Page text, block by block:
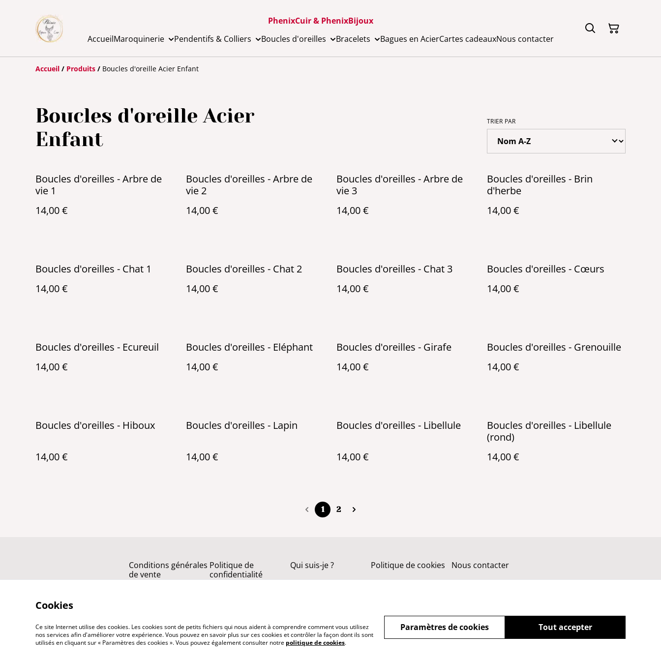
PhenixCuir & PhenixBijoux
AccueilMaroquinerie Pendentifs & Colliers Boucles d'oreilles Bracelets Bagues en AcierCartes cadeauxNous contacter
Accueil / Produits / Boucles d'oreille Acier Enfant
Boucles d'oreille Acier
Enfant
TRIER PAR
Boucles d'oreilles - Arbre de
vie 1
14,00 €
Boucles d'oreilles - Arbre de
vie 2
14,00 €
Boucles d'oreilles - Arbre de
vie 3
14,00 €
Boucles d'oreilles - Brin
d'herbe
14,00 €
Boucles d'oreilles - Chat 1
14,00 €
Boucles d'oreilles - Chat 2
14,00 €
Boucles d'oreilles - Chat 3
14,00 €
Boucles d'oreilles - Cœurs
14,00 €
Boucles d'oreilles - Ecureuil
14,00 €
Boucles d'oreilles - Eléphant
14,00 €
Boucles d'oreilles - Girafe
14,00 €
Boucles d'oreilles - Grenouille
14,00 €
Boucles d'oreilles - Hiboux
14,00 €
Boucles d'oreilles - Lapin
14,00 €
Boucles d'oreilles - Libellule
14,00 €
Boucles d'oreilles - Libellule
(rond)
14,00 €
1 2
Conditions générales
de vente
Politique de
confidentialité
Qui suis-je ? Politique de cookies Nous contacter
©2026 PhenixCuir & PhenixBijoux
Cookies
Ce site Internet utilise des cookies. Les cookies sont de petits fichiers qui nous aident à comprendre comment vous utilisez
nos services afin d'améliorer votre expérience. Vous pouvez en savoir plus sur ces cookies et contrôler la façon dont ils sont
utilisés en cliquant sur « Paramètres des cookies ». Vous pouvez également consulter notre politique de cookies.
Tout accepter
Paramètres de cookies